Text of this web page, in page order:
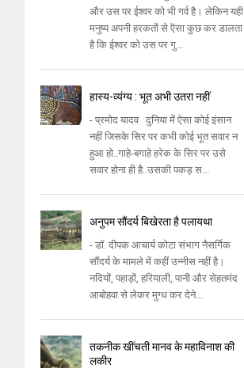
और उस पर ईश्वर को भी गर्व है। लेकिन यही
मनुष्य अपनी हरकतों से ऎसा कुछ कर डालता
है कि ईश्वर को उस पर गु...
हास्य-व्यंग्य : भूत अभी उतरा नहीं
- प्रमोद यादव दुनिया में ऐसा कोई इंसान
नहीं जिसके सिर पर कभी कोई भूत सवार न
हुआ हो..गाहे-बगाहे हरेक के सिर पर उसे
सवार होना ही है..उसकी पकड़ स...
अनुपम सौंदर्य बिखेरता है पलायथा
- डॉ. दीपक आचार्य कोटा संभाग नैसर्गिक
सौंदर्य के मामले में कहीं उन्नीस नहीं है।
नदियों, पहाड़ों, हरियाली, पानी और सेहतमंद
आबोहवा से लेकर मुग्ध कर देने...
तकनीक खींचती मानव के महाविनाश की
लकीर